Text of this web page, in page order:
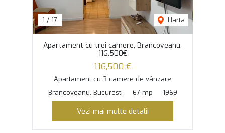
1 / 17 Harta
Apartament cu trei camere, Brancoveanu,
116.500€
116,500 €
Apartament cu 3 camere de vânzare
Brancoveanu, Bucuresti
67 mp 1969
Vezi mai multe detalii